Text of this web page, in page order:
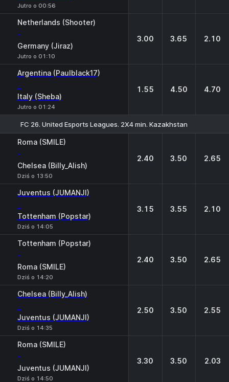
Jutro o 00:56
Netherlands (Shooter)
-
Germany (Jiraz)
Jutro o 01:10
3.00 3.65 2.10
Argentina (Paulblack17)
-
Italy (Sheba)
Jutro o 01:24
1.55 4.50 4.70
FC 26. United Esports Leagues. 2X4 min. Kazakhstan
Roma (SMILE)
-
Chelsea (Billy_Alish)
Dziś o 13:50
2.40 3.50 2.65
Juventus (JUMANJI)
-
Tottenham (Popstar)
Dziś o 14:05
3.15 3.55 2.10
Tottenham (Popstar)
-
Roma (SMILE)
Dziś o 14:20
2.40 3.50 2.65
Chelsea (Billy_Alish)
-
Juventus (JUMANJI)
Dziś o 14:35
2.50 3.50 2.55
Roma (SMILE)
-
Juventus (JUMANJI)
Dziś o 14:50
3.30 3.50 2.03